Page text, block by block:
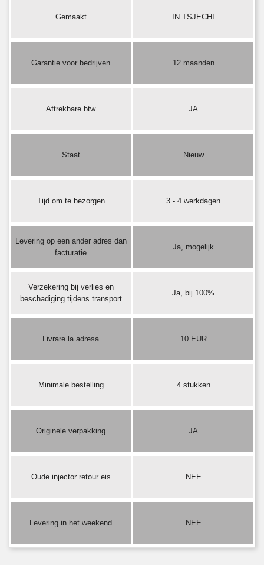
Gemaakt IN TSJECHI
Garantie voor bedrijven 12 maanden
Aftrekbare btw JA
Staat Nieuw
Tijd om te bezorgen 3 - 4 werkdagen
Levering op een ander adres dan
facturatie
Ja, mogelijk
Verzekering bij verlies en
beschadiging tijdens transport
Ja, bij 100%
Livrare la adresa 10 EUR
Minimale bestelling 4 stukken
Originele verpakking JA
Oude injector retour eis NEE
Levering in het weekend NEE